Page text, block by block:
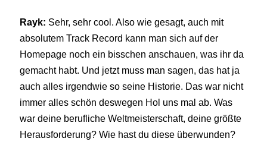
Rayk: Sehr, sehr cool. Also wie gesagt, auch mit
absolutem Track Record kann man sich auf der
Homepage noch ein bisschen anschauen, was ihr da
gemacht habt. Und jetzt muss man sagen, das hat ja
auch alles irgendwie so seine Historie. Das war nicht
immer alles schön deswegen Hol uns mal ab. Was
war deine berufliche Weltmeisterschaft, deine größte
Herausforderung? Wie hast du diese überwunden?